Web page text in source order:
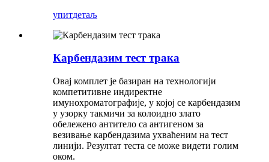
упитдетаљ
Карбендазим тест трака
Овај комплет је базиран на технологији
компетитивне индиректне
имунохроматографије, у којој се карбендазим
у узорку такмичи за колоидно злато
обележено антитело са антигеном за
везивање карбендазима ухваћеним на тест
линији. Резултат теста се може видети голим
оком.